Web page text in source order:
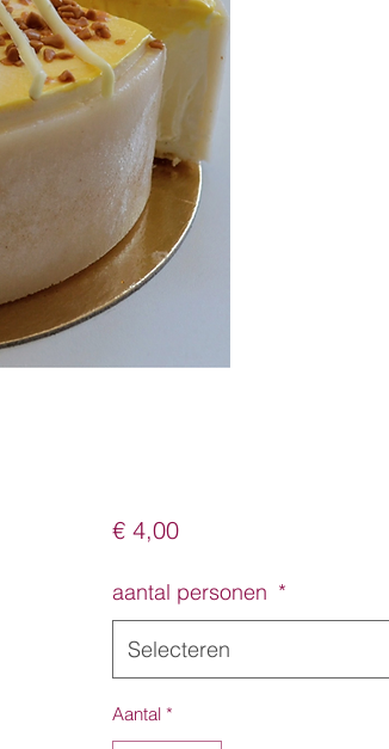
€ 4,00Prijs
aantal personen *
Selecteren
Aantal *